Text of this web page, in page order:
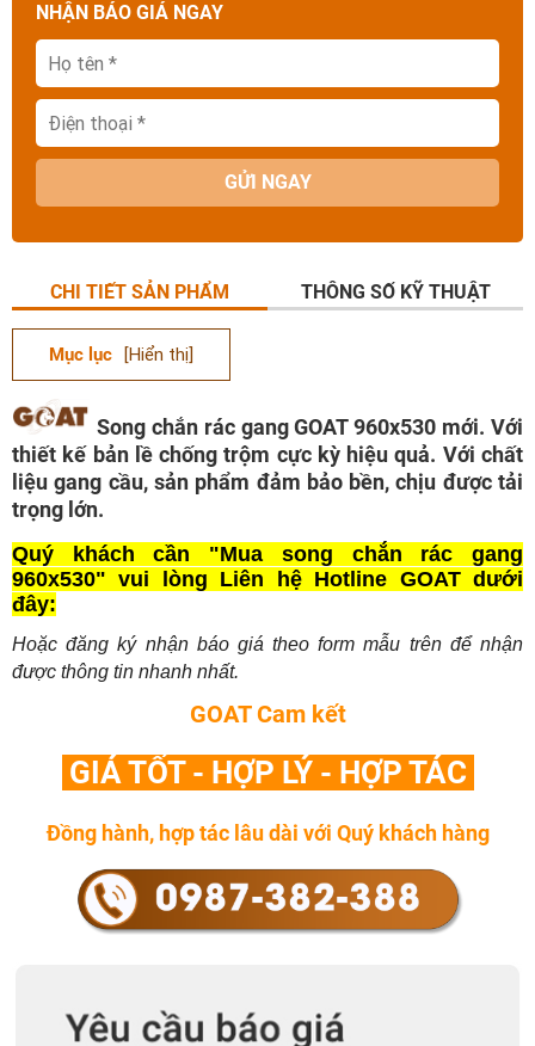
NHẬN BÁO GIÁ NGAY
GỬI NGAY
CHI TIẾT SẢN PHẨM THÔNG SỐ KỸ THUẬT
Mục lục [Hiển thị]
Song chắn rác gang GOAT 960x530 mới. Với
thiết kế bản lề chống trộm cực kỳ hiệu quả. Với chất
liệu gang cầu, sản phẩm đảm bảo bền, chịu được tải
trọng lớn.
Quý khách cần "Mua song chắn rác gang
960x530" vui lòng Liên hệ Hotline GOAT dưới
đây:
Hoặc đăng ký nhận báo giá theo form mẫu trên để nhận
được thông tin nhanh nhất.
GOAT Cam kết
GIÁ TỐT - HỢP LÝ - HỢP TÁC
Đồng hành, hợp tác lâu dài với Quý khách hàng